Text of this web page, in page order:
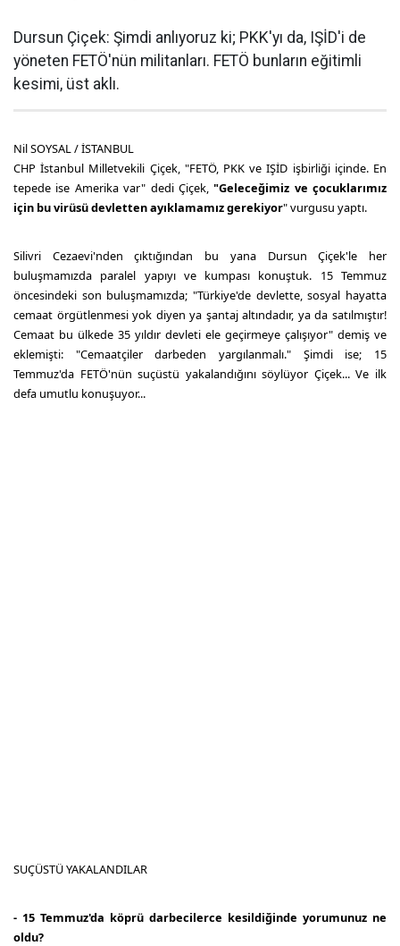
Dursun Çiçek: Şimdi anlıyoruz ki; PKK'yı da, IŞİD'i de
yöneten FETÖ'nün militanları. FETÖ bunların eğitimli
kesimi, üst aklı.
Nil SOYSAL / İSTANBUL
CHP İstanbul Milletvekili Çiçek, "FETÖ, PKK ve IŞİD işbirliği içinde. En
tepede ise Amerika var" dedi Çiçek,"Geleceğimiz ve çocuklarımız
için bu virüsü devletten ayıklamamız gerekiyor" vurgusu yaptı.
Silivri Cezaevi'nden çıktığından bu yana Dursun Çiçek'le her
buluşmamızda paralel yapıyı ve kumpası konuştuk. 15 Temmuz
öncesindeki son buluşmamızda; "Türkiye'de devlette, sosyal hayatta
cemaat örgütlenmesi yok diyen ya şantaj altındadır, ya da satılmıştır!
Cemaat bu ülkede 35 yıldır devleti ele geçirmeye çalışıyor" demiş ve
eklemişti: "Cemaatçiler darbeden yargılanmalı." Şimdi ise; 15
Temmuz'da FETÖ'nün suçüstü yakalandığını söylüyor Çiçek... Ve ilk
defa umutlu konuşuyor...
SUÇÜSTÜ YAKALANDILAR
- 15 Temmuz'da köprü darbecilerce kesildiğinde yorumunuz ne
oldu?